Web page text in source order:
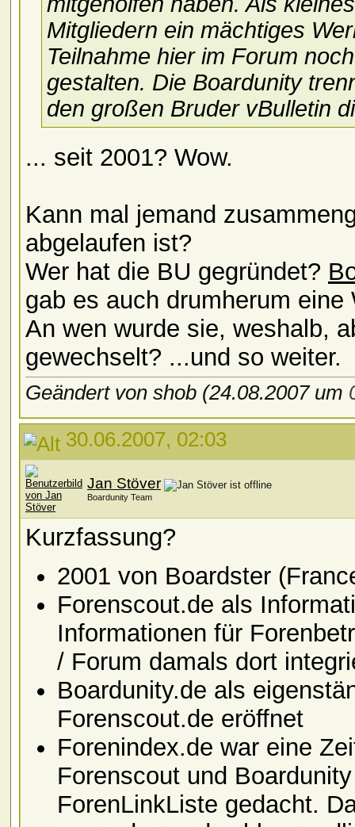
Mitgliedern ein mächtiges
Teilnahme hier im Forum
gestalten. Die Boardunity
den großen Bruder vBulletin
... seit 2001? Wow.
Kann mal jemand
abgelaufen ist?
Wer hat die BU gegründet?
gab es auch drumherum eine
An wen wurde sie, weshalb,
gewechselt? ...und so weiter.
Geändert von shob (24.08.2007 um
30.06.2007, 02:03
Jan Stöver
Boardunity Team
Kurzfassung?
2001 von Boardster
Forenscout.de als
Informationen für
/ Forum damals dort
Boardunity.de als
Forenscout.de eröffnet
Forenindex.de war eine
Forenscout und
ForenLinkListe gedacht.